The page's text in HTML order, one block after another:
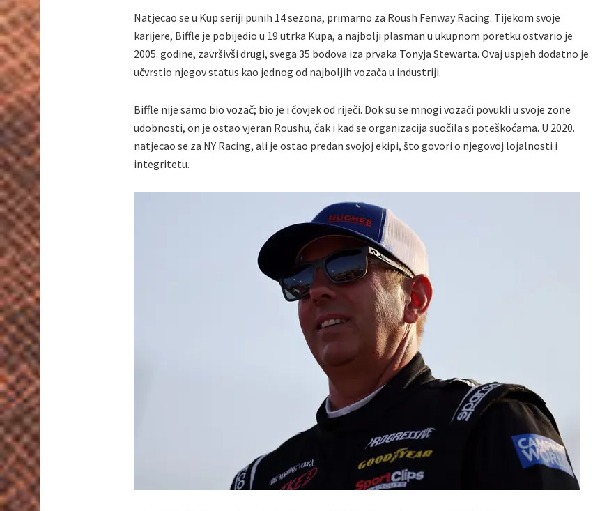
Natjecao se u Kup seriji punih 14 sezona, primarno za Roush Fenway Racing. Tijekom svoje
karijere, Biffle je pobijedio u 19 utrka Kupa, a najbolji plasman u ukupnom poretku ostvario je
2005. godine, završivši drugi, svega 35 bodova iza prvaka Tonyja Stewarta. Ovaj uspjeh dodatno je
učvrstio njegov status kao jednog od najboljih vozača u industriji.
Biffle nije samo bio vozač; bio je i čovjek od riječi. Dok su se mnogi vozači povukli u svoje zone
udobnosti, on je ostao vjeran Roushu, čak i kad se organizacija suočila s poteškoćama. U 2020.
natjecao se za NY Racing, ali je ostao predan svojoj ekipi, što govori o njegovoj lojalnosti i
integritetu.